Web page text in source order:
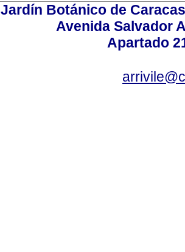
Jardín Botánico de
Avenida Salvador
Apartado